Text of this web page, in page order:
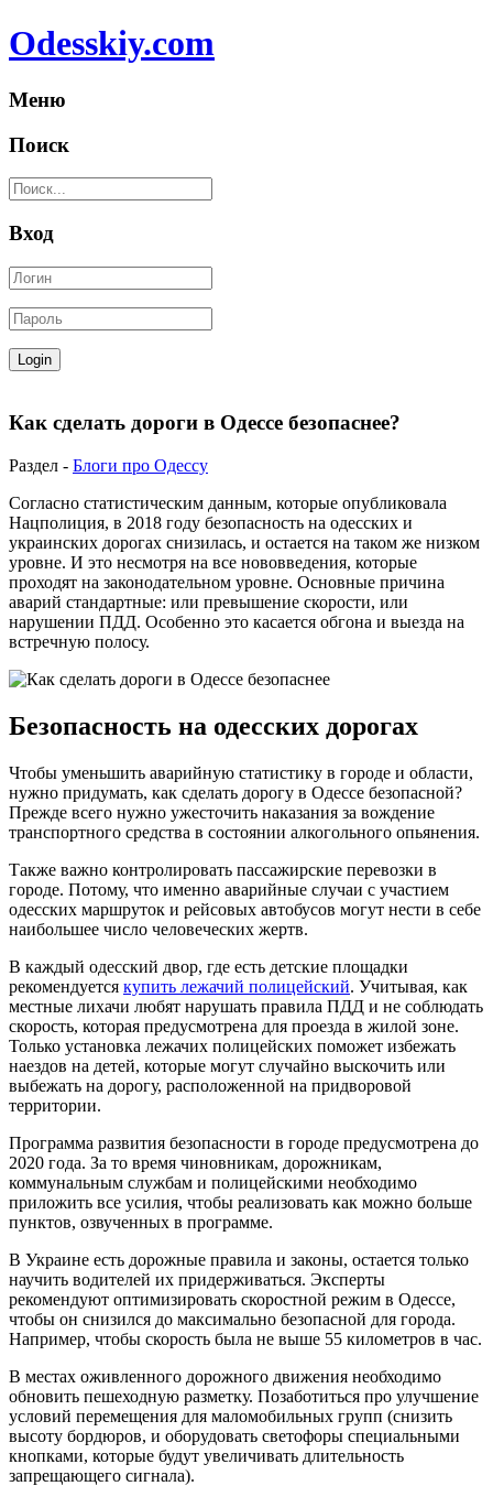
Odesskiy.com
Меню
Поиск
Вход
Как сделать дороги в Одессе безопаснее?
Раздел - Блоги про Одессу
Согласно статистическим данным, которые опубликовала
Нацполиция, в 2018 году безопасность на одесских и
украинских дорогах снизилась, и остается на таком же низком
уровне. И это несмотря на все нововведения, которые
проходят на законодательном уровне. Основные причина
аварий стандартные: или превышение скорости, или
нарушении ПДД. Особенно это касается обгона и выезда на
встречную полосу.
Безопасность на одесских дорогах
Чтобы уменьшить аварийную статистику в городе и области,
нужно придумать, как сделать дорогу в Одессе безопасной?
Прежде всего нужно ужесточить наказания за вождение
транспортного средства в состоянии алкогольного опьянения.
Также важно контролировать пассажирские перевозки в
городе. Потому, что именно аварийные случаи с участием
одесских маршруток и рейсовых автобусов могут нести в себе
наибольшее число человеческих жертв.
В каждый одесский двор, где есть детские площадки
рекомендуется купить лежачий полицейский. Учитывая, как
местные лихачи любят нарушать правила ПДД и не соблюдать
скорость, которая предусмотрена для проезда в жилой зоне.
Только установка лежачих полицейских поможет избежать
наездов на детей, которые могут случайно выскочить или
выбежать на дорогу, расположенной на придворовой
территории.
Программа развития безопасности в городе предусмотрена до
2020 года. За то время чиновникам, дорожникам,
коммунальным службам и полицейскими необходимо
приложить все усилия, чтобы реализовать как можно больше
пунктов, озвученных в программе.
В Украине есть дорожные правила и законы, остается только
научить водителей их придерживаться. Эксперты
рекомендуют оптимизировать скоростной режим в Одессе,
чтобы он снизился до максимально безопасной для города.
Например, чтобы скорость была не выше 55 километров в час.
В местах оживленного дорожного движения необходимо
обновить пешеходную разметку. Позаботиться про улучшение
условий перемещения для маломобильных групп (снизить
высоту бордюров, и оборудовать светофоры специальными
кнопками, которые будут увеличивать длительность
запрещающего сигнала).